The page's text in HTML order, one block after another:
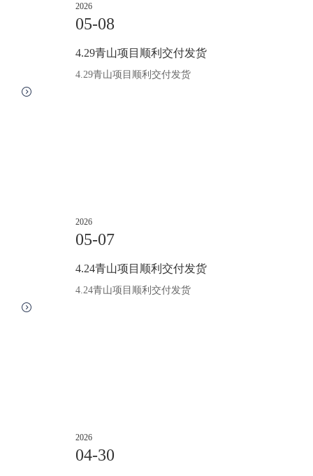
2026
05-08
4.29青山项目顺利交付发货
4.29青山项目顺利交付发货
2026
05-07
4.24青山项目顺利交付发货
4.24青山项目顺利交付发货
2026
04-30